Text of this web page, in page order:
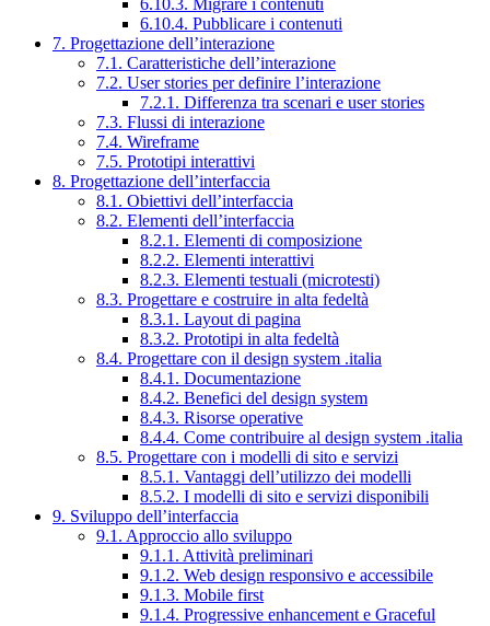
6.10.4. Pubblicare i contenuti
7. Progettazione dell’interazione
7.1. Caratteristiche dell’interazione
7.2. User stories per definire l’interazione
7.2.1. Differenza tra scenari e user stories
7.3. Flussi di interazione
7.4. Wireframe
7.5. Prototipi interattivi
8. Progettazione dell’interfaccia
8.1. Obiettivi dell’interfaccia
8.2. Elementi dell’interfaccia
8.2.1. Elementi di composizione
8.2.2. Elementi interattivi
8.2.3. Elementi testuali (microtesti)
8.3. Progettare e costruire in alta fedeltà
8.3.1. Layout di pagina
8.3.2. Prototipi in alta fedeltà
8.4. Progettare con il design system .italia
8.4.1. Documentazione
8.4.2. Benefici del design system
8.4.3. Risorse operative
8.4.4. Come contribuire al design system .italia
8.5. Progettare con i modelli di sito e servizi
8.5.1. Vantaggi dell’utilizzo dei modelli
8.5.2. I modelli di sito e servizi disponibili
9. Sviluppo dell’interfaccia
9.1. Approccio allo sviluppo
9.1.1. Attività preliminari
9.1.2. Web design responsivo e accessibile
9.1.3. Mobile first
9.1.4. Progressive enhancement e Graceful